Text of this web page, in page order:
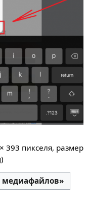
393 пикселя, размер
)
медиафайлов»